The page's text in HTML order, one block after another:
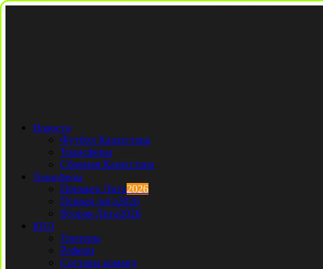
Новости
Футбол Казахстана
Трансферы
Сборная Казахстана
Трансферы
Премьер Лига2026
Первая лига2026
Вторая Лига2026
КПЛ
Тренеры
Рефери
Составы команд